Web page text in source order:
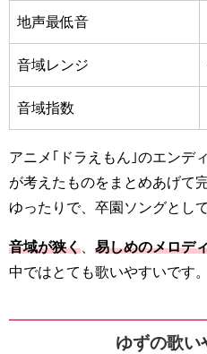
地声最低音
音域レンジ
音域指数
アニメ｢ドラえもん｣のエンデ
が考えたものをまとめあげて
ゆったりで、 卒園ソングとし
音域が狭く 易しめのメロデ
中ではとても歌いやすいです。
ゆずの歌